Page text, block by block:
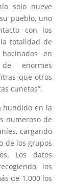
solo nueve
pueblo, uno
con los
totalidad de
en
enormes
que otros
cunetas”.
hundido en la
numeroso de
cargando
de los grupos
Los datos
los
de 1.000 los